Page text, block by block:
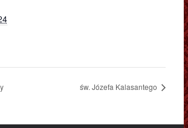
św. Józefa Kalasantego